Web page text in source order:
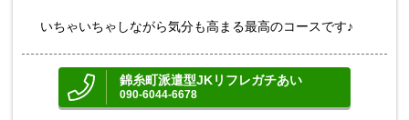
いちゃいちゃしながら気分も高まる最高のコースです♪
錦糸町派遣型JKリフレガチあい
090-6044-6678